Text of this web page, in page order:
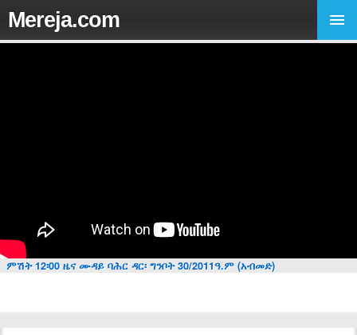
Mereja.com
ምሽት 12፡00 ዜና ሙዳይ ባሕር ዳር፡ ግንቦት 30/2011ዓ.ም (አብመድ)